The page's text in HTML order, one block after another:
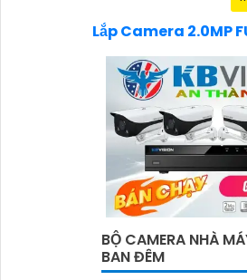
Lắp Camera 2.0MP
BỘ CAMERA NHÀ
BAN ĐÊM